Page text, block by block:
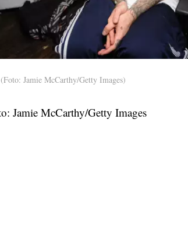
(Foto: Jamie McCarthy/Getty Images)
Jamie McCarthy/Getty Images